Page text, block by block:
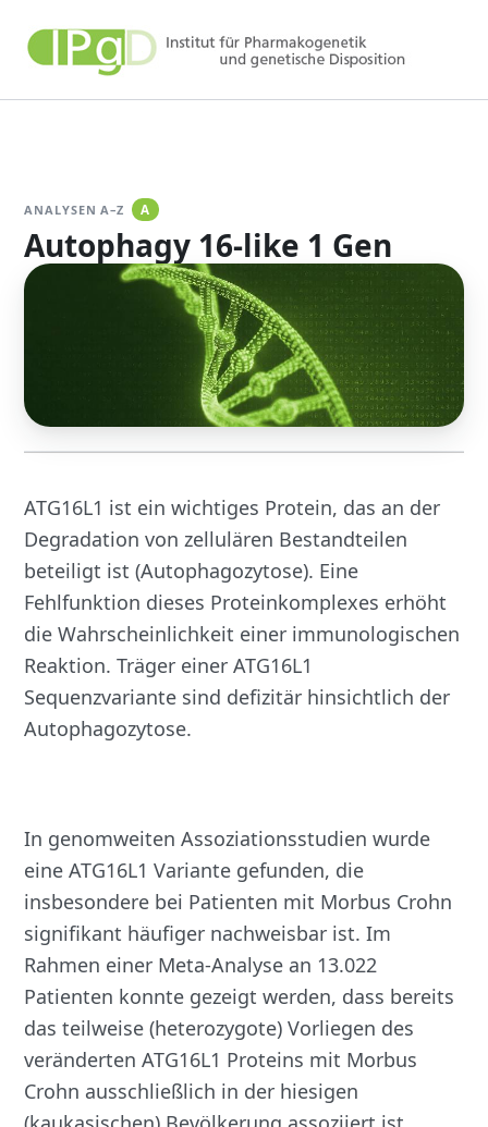
Inhalt
springen
ANALYSEN A–Z A
Autophagy 16-like 1 Gen
ATG16L1 ist ein wichtiges Protein, das an der
Degradation von zellulären Bestandteilen
beteiligt ist (Autophagozytose). Eine
Fehlfunktion dieses Proteinkomplexes erhöht
die Wahrscheinlichkeit einer immunologischen
Reaktion. Träger einer ATG16L1
Sequenzvariante sind defizitär hinsichtlich der
Autophagozytose.
In genomweiten Assoziationsstudien wurde
eine ATG16L1 Variante gefunden, die
insbesondere bei Patienten mit Morbus Crohn
signifikant häufiger nachweisbar ist. Im
Rahmen einer Meta-Analyse an 13.022
Patienten konnte gezeigt werden, dass bereits
das teilweise (heterozygote) Vorliegen des
veränderten ATG16L1 Proteins mit Morbus
Crohn ausschließlich in der hiesigen